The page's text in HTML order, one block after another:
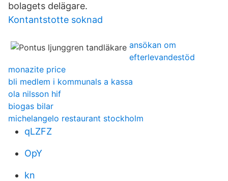
bolagets delägare.
Kontantstotte soknad
ansökan om
efterlevandestöd
monazite price
bli medlem i kommunals a kassa
ola nilsson hif
biogas bilar
michelangelo restaurant stockholm
qLZFZ
OpY
kn